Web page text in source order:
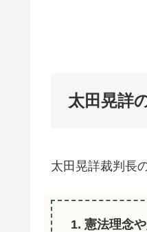
太田晃詳
太田晃詳裁判長
1. 憲法理念